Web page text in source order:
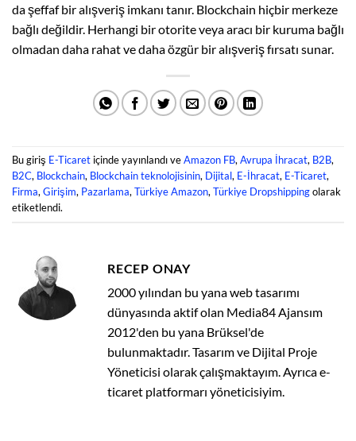
da şeffaf bir alışveriş imkanı tanır. Blockchain hiçbir merkeze
bağlı değildir. Herhangi bir otorite veya aracı bir kuruma bağlı
olmadan daha rahat ve daha özgür bir alışveriş fırsatı sunar.
Bu giriş E-Ticaret içinde yayınlandı veAmazon FB, Avrupa İhracat, B2B,
B2C, Blockchain, Blockchain teknolojisinin, Dijital, E-İhracat, E-Ticaret,
Firma, Girişim, Pazarlama, Türkiye Amazon, Türkiye Dropshippingolarak
etiketlendi.
RECEP ONAY
2000 yılından bu yana web tasarımı
dünyasında aktif olan Media84 Ajansım
2012'den bu yana Brüksel'de
bulunmaktadır. Tasarım ve Dijital Proje
Yöneticisi olarak çalışmaktayım. Ayrıca e-
ticaret platformarı yöneticisiyim.